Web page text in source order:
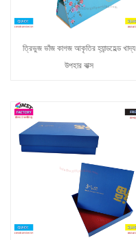
ত্রিভুজ ভাঁজ কাগজ আকৃতির হ্যান্ডহেল্ড খাদ্য
উপহার বাক্স